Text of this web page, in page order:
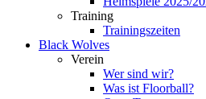
Training
Trainingszeiten
Black Wolves
Verein
Wer sind wir?
Was ist Floorball?